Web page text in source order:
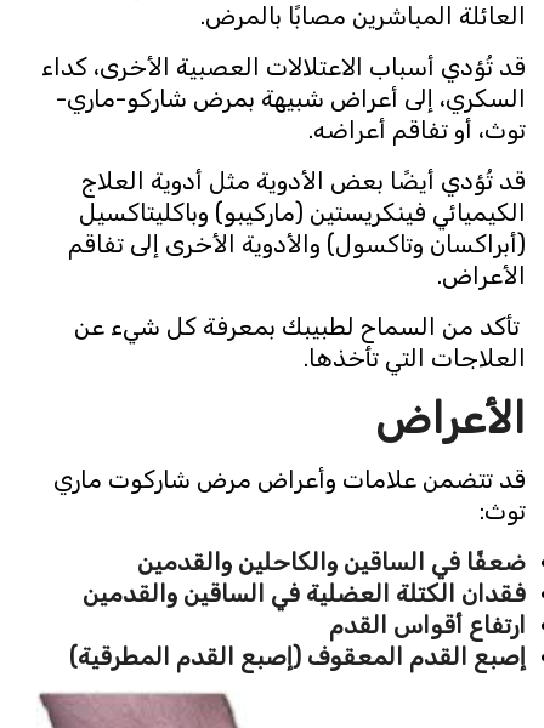
العائلة المباشرين مصابًا بالمرض.
قد تُؤدي أسباب الاعتلالات العصبية الأخرى، كداء
السكري، إلى أعراض شبيهة بمرض شاركو-ماري-
توث، أو تفاقم أعراضه.
قد تُؤدي أيضًا بعض الأدوية مثل أدوية العلاج
الكيميائي فينكريستين (ماركيبو) وباكليتاكسيل
(أبراكسان وتاكسول) والأدوية الأخرى إلى تفاقم
الأعراض.
تأكد من السماح لطبيبك بمعرفة كل شيء عن
العلاجات التي تأخذها.
الأعراض
قد تتضمن علامات وأعراض مرض شاركوت ماري
توث:
ضعفًا في الساقين والكاحلين والقدمين
فقدان الكتلة العضلية في الساقين والقدمين
ارتفاع أقواس القدم
إصبع القدم المعقوف (إصبع القدم المطرقية)